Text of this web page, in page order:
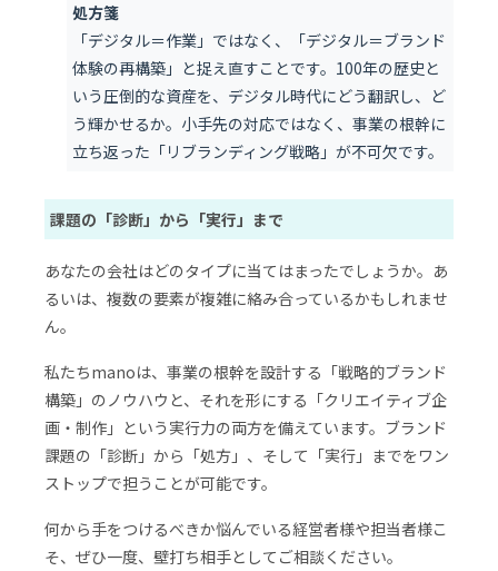
処方箋
「デジタル＝作業」ではなく、「デジタル＝ブランド
体験の再構築」と捉え直すことです。100年の歴史と
いう圧倒的な資産を、デジタル時代にどう翻訳し、ど
う輝かせるか。小手先の対応ではなく、事業の根幹に
立ち返った「リブランディング戦略」が不可欠です。
課題の「診断」から「実行」まで
あなたの会社はどのタイプに当てはまったでしょうか。あ
るいは、複数の要素が複雑に絡み合っているかもしれませ
ん。
私たちmanoは、事業の根幹を設計する「戦略的ブランド
構築」のノウハウと、それを形にする「クリエイティブ企
画・制作」という実行力の両方を備えています。ブランド
課題の「診断」から「処方」、そして「実行」までをワン
ストップで担うことが可能です。
何から手をつけるべきか悩んでいる経営者様や担当者様こ
そ、ぜひ一度、壁打ち相手としてご相談ください。